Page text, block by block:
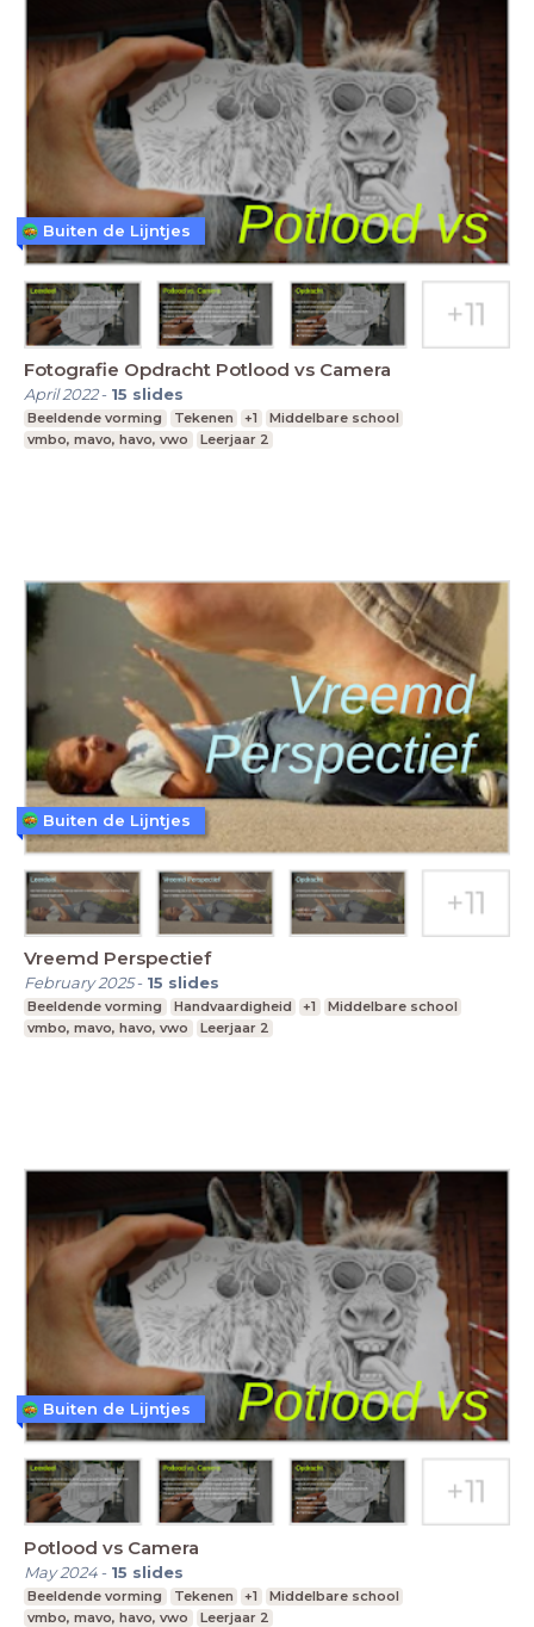
Fotografie Opdracht Potlood vs Camera
April 2022- 15 slides
Beeldende vorming Tekenen +1
Middelbare school
vmbo, mavo, havo, vwo
Leerjaar 2
Buiten de Lijntjes
Vreemd Perspectief
February 2025- 15 slides
Beeldende vorming Handvaardigheid +1
Middelbare school
vmbo, mavo, havo, vwo
Leerjaar 2
Buiten de Lijntjes
Potlood vs Camera
May 2024- 15 slides
Beeldende vorming Tekenen +1
Middelbare school
vmbo, mavo, havo, vwo
Leerjaar 2
Buiten de Lijntjes